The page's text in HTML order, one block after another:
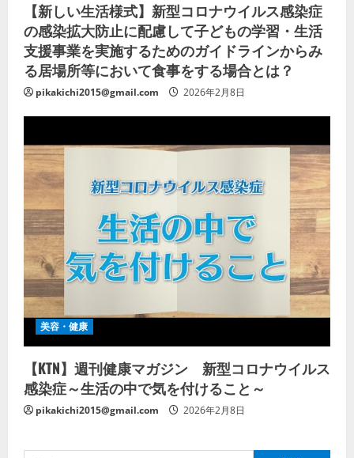
【新しい生活様式】新型コロナウイルス感染症
の感染拡大防止に配慮して子どもの学習・生活
支援事業を実施するためのガイドラインからみ
る居場所等において食事をする場合とは？
pikakichi2015@gmail.com 2026年2月8日
美容・健康
【KTN】週刊健康マガジン 新型コロナウイルス
感染症～生活の中で気を付けること～
pikakichi2015@gmail.com 2026年2月8日